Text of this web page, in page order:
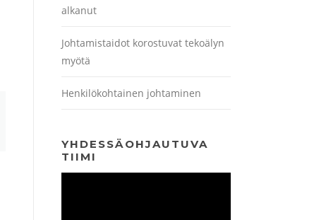
alkanut
Johtamistaidot korostuvat tekoälyn
myötä
Henkilökohtainen johtaminen
YHDESSÄOHJAUTUVA
TIIMI